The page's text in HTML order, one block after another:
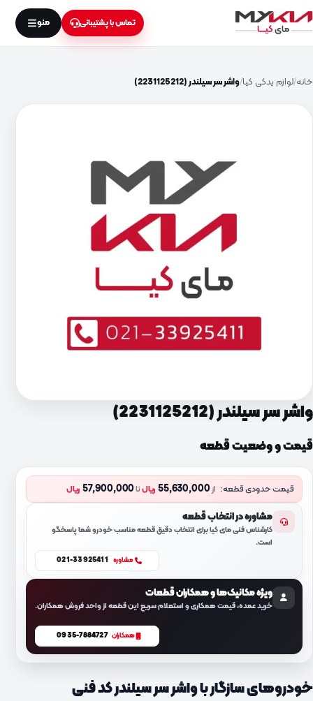
تماس با پشتیبانی منو
خانه لوازم یدکی کیا واشر سر سیلندر (2231125212)
واشر سر سیلندر (2231125212)
قیمت و وضعیت قطعه
قیمت حدودی قطعه: از55,630,000 ریالتا57,900,000 ریال
مشاوره در انتخاب قطعه
کارشناس فنی مای کیا برای انتخاب دقیق قطعه مناسب خودرو شما پاسخگو
است.
مشاوره 021-33925411
ویژه مکانیک‌ها و همکاران قطعات
خرید عمده، قیمت همکاری و استعلام سریع این قطعه از واحد فروش همکاران.
همکاران 0935-7884727
خودروهای سازگار با واشر سر سیلندر کد فنی